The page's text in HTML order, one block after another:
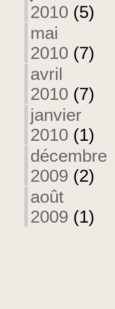
2010 (5)
mai
2010 (7)
avril
2010 (7)
janvier
2010 (1)
décembre
2009 (2)
août
2009 (1)